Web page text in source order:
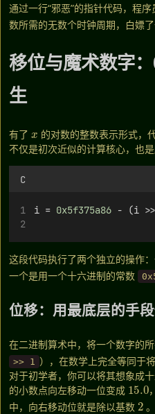
通过一行“邪恶”的指针代码，程
数所需的无数个时钟周期，白嫖
移位与魔术数字
生
有了
的对数的整数表示形式，
不仅是初次近似的计算核心，也
C
i = 0x5f375a86 - (i >>
这段代码执行了两个独立的操作
一个是用一个十六进制的常数
位移：用最底层的手
在二进制算术中，将一个数字的
>> 1 ），在数学上完全等同于
对于初学者，你可以将其想象成
的小数点向左移动一位变成
15.0
中，向右移动位就是除以基数
2
。